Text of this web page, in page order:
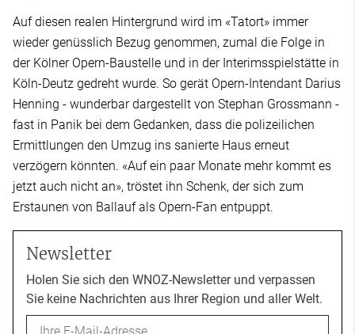
Auf diesen realen Hintergrund wird im «Tatort» immer
wieder genüsslich Bezug genommen, zumal die Folge in
der Kölner Opern-Baustelle und in der Interimsspielstätte in
Köln-Deutz gedreht wurde. So gerät Opern-Intendant Darius
Henning - wunderbar dargestellt von Stephan Grossmann -
fast in Panik bei dem Gedanken, dass die polizeilichen
Ermittlungen den Umzug ins sanierte Haus erneut
verzögern könnten. «Auf ein paar Monate mehr kommt es
jetzt auch nicht an», tröstet ihn Schenk, der sich zum
Erstaunen von Ballauf als Opern-Fan entpuppt.
Newsletter
Holen Sie sich den WNOZ-Newsletter und verpassen
Sie keine Nachrichten aus Ihrer Region und aller Welt.
Email